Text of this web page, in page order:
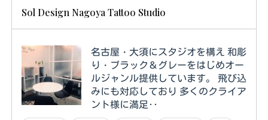
Sol Design Nagoya Tattoo Studio
名古屋・大須にスタジオを構え 和彫
り・ブラック＆グレーをはじめオー
ルジャンル提供しています。 飛び込
みにも対応しており 多くのクライア
ント様に満足‥